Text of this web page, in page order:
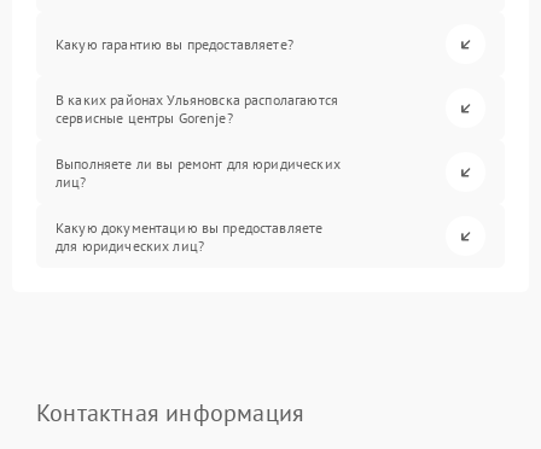
Какую гарантию вы предоставляете?
В каких районах Ульяновска располагаются
сервисные центры Gorenje?
Выполняете ли вы ремонт для юридических
лиц?
Какую документацию вы предоставляете
для юридических лиц?
Контактная информация